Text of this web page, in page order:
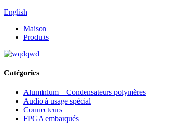
English
Maison
Produits
Catégories
Aluminium – Condensateurs polymères
Audio à usage spécial
Connecteurs
FPGA embarqués